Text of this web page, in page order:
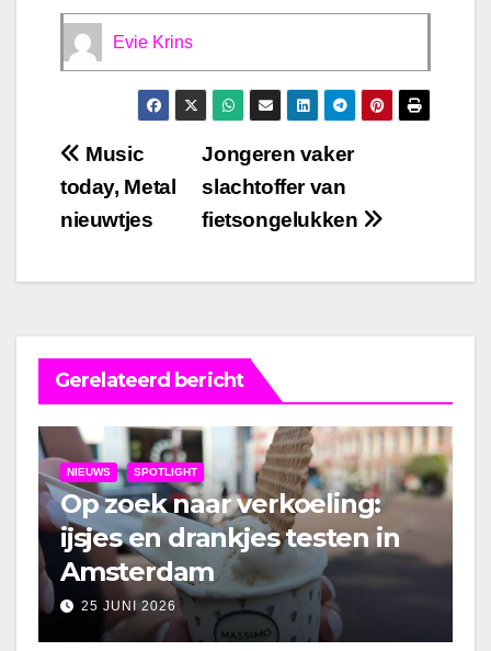
Evie Krins
Bericht
navigatie
Jongeren vaker
slachtoffer van
fietsongelukken
Music
today, Metal
nieuwtjes
Gerelateerd bericht
NIEUWS SPOTLIGHT
Op zoek naar verkoeling:
ijsjes en drankjes testen in
Amsterdam
25 JUNI 2026